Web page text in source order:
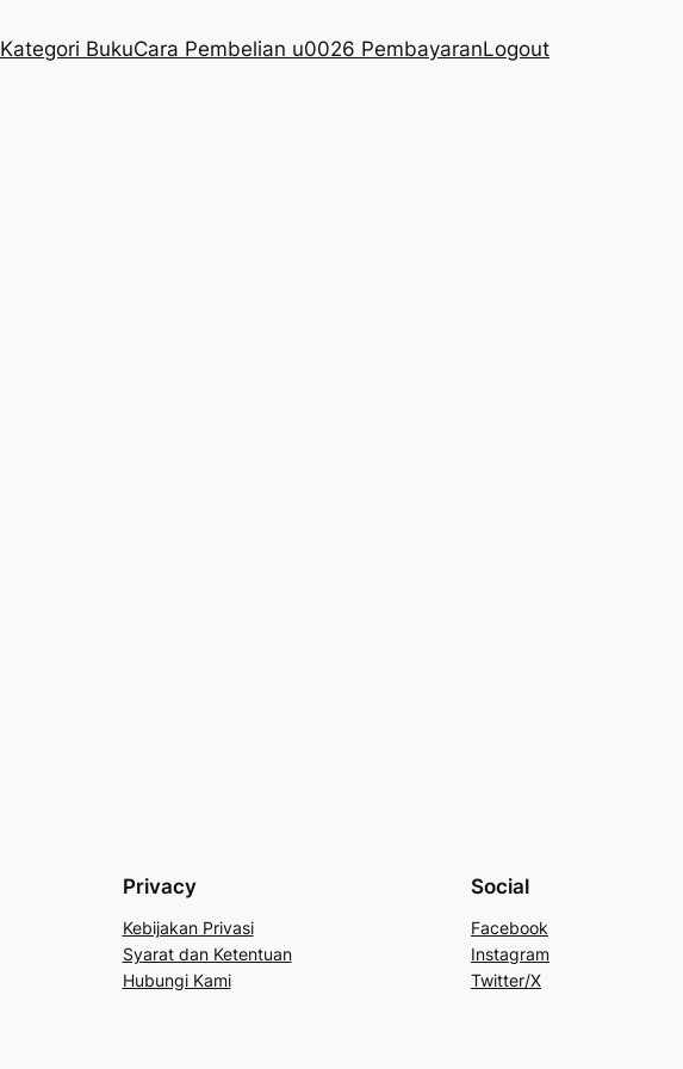
Kategori BukuCara Pembelian u0026 PembayaranLogout
Privacy
Kebijakan Privasi
Syarat dan Ketentuan
Hubungi Kami
Social
Facebook
Instagram
Twitter/X